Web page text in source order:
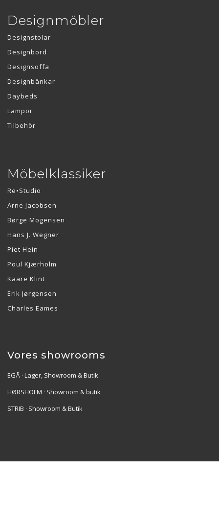
Designmöbler
Designstolar
Designbord
Designsoffa
Designbänkar
Daybeds
Lampor
Tilbehör
Möbelklassiker
Re•Studio
Arne Jacobsen
Børge Mogensen
Hans J. Wegner
Piet Hein
Poul Kjærholm
Kaare Klint
Erik Jørgensen
Charles Eames
Vores showrooms
EGÅ · Lager, Showroom & Butik
HØRSHOLM · Showroom & butik
STRIB · Showroom & Butik